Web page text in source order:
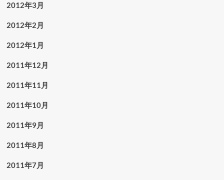
2012年3月
2012年2月
2012年1月
2011年12月
2011年11月
2011年10月
2011年9月
2011年8月
2011年7月